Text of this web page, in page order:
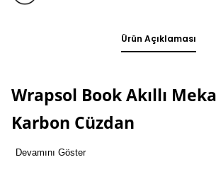
Ürün Açıklaması
Wrapsol Book Akıllı
Karbon Cüzdan
Devamını Göster